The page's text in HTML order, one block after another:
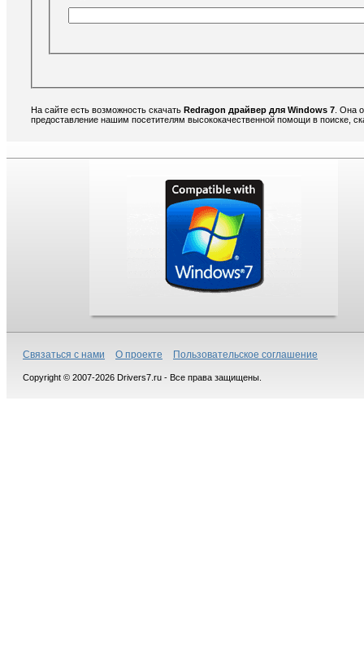
На сайте есть возможность скачать Redragon драйвер для Windows 7 . Она
предоставление нашим посетителям высококачественной помощи в поиске,
Связаться с нами О проекте Пользовательское соглашение
Copyright © 2007-2026 Drivers7.ru - Все права защищены.